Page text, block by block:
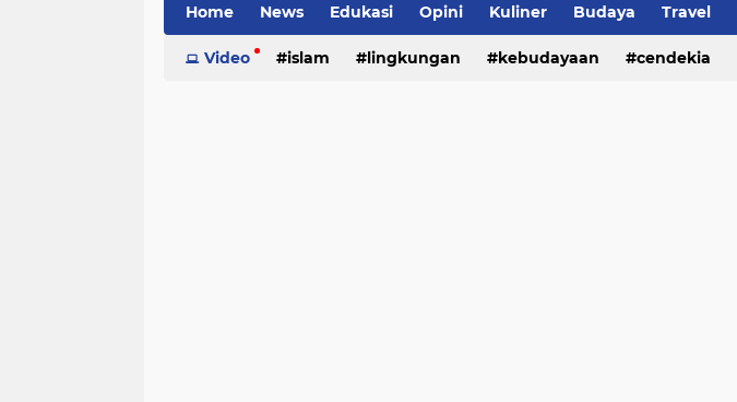
Home News Edukasi Opini Kuliner Budaya Travel
Video islam lingkungan kebudayaan cendekia